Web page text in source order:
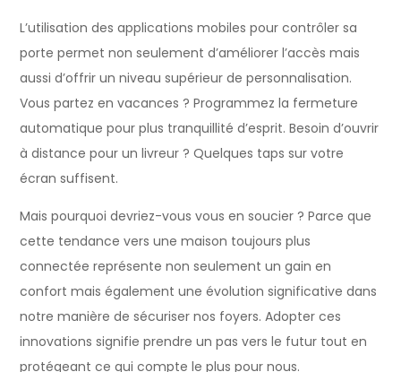
L’utilisation des applications mobiles pour contrôler sa
porte permet non seulement d’améliorer l’accès mais
aussi d’offrir un niveau supérieur de personnalisation.
Vous partez en vacances ? Programmez la fermeture
automatique pour plus tranquillité d’esprit. Besoin d’ouvrir
à distance pour un livreur ? Quelques taps sur votre
écran suffisent.
Mais pourquoi devriez-vous vous en soucier ? Parce que
cette tendance vers une maison toujours plus
connectée représente non seulement un gain en
confort mais également une évolution significative dans
notre manière de sécuriser nos foyers. Adopter ces
innovations signifie prendre un pas vers le futur tout en
protégeant ce qui compte le plus pour nous.